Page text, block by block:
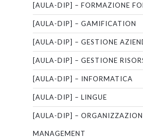
[AULA-DIP] – FORMAZIONE
[AULA-DIP] – GAMIFICATION
[AULA-DIP] – GESTIONE
[AULA-DIP] – GESTIONE
[AULA-DIP] – INFORMATICA
[AULA-DIP] – LINGUE
[AULA-DIP] –
MANAGEMENT